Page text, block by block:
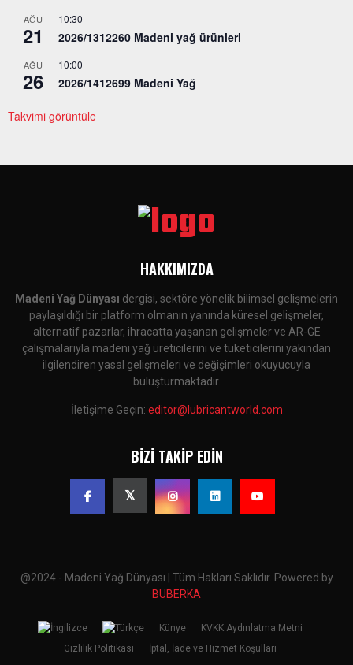
AĞU
21
10:30
2026/1312260 Madeni yağ ürünleri
AĞU
26
10:00
2026/1412699 Madeni Yağ
Takvimi görüntüle
HAKKIMIZDA
Madeni Yağ Dünyası dergisi, sektöre yönelik bilimsel gelişmelerin
paylaşıldığı bir platform olmanın yanında küresel gelişmeler,
alternatif pazarlar, ihracatta yaşanan gelişmeler ve AR-GE
çalışmalarıyla madeni yağ üreticilerini ve tüketicilerini yakından
ilgilendiren yasal gelişmeleri ve değişimleri okuyucuyla
buluşturmaktadır.
İletişime Geçin: editor@lubricantworld.com
BIZI TAKIP EDIN
@2024 - Madeni Yağ Dünyası | Tüm Hakları Saklıdır. Powered by
BUBERKA
Künye
KVKK Aydınlatma Metni
Gizlilik Politikası
İptal, İade ve Hizmet Koşulları